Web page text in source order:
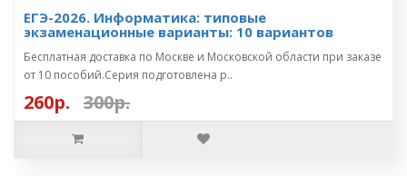
ЕГЭ-2026. Информатика: типовые
экзаменационные варианты: 10 вариантов
Бесплатная доставка по Москве и Московской области при заказе
от 10 пособий.Серия подготовлена р..
260р. 300р.